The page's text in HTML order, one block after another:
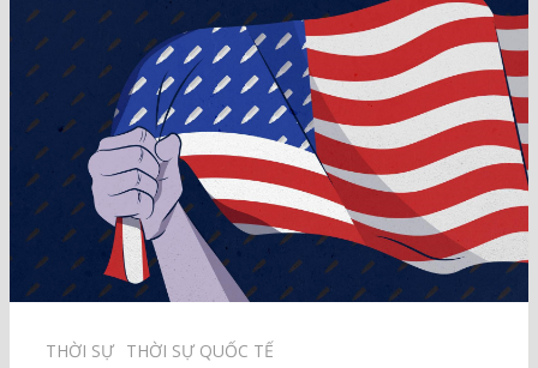
THỜI SỰ⠀ THỜI SỰ QUỐC TẾ⠀